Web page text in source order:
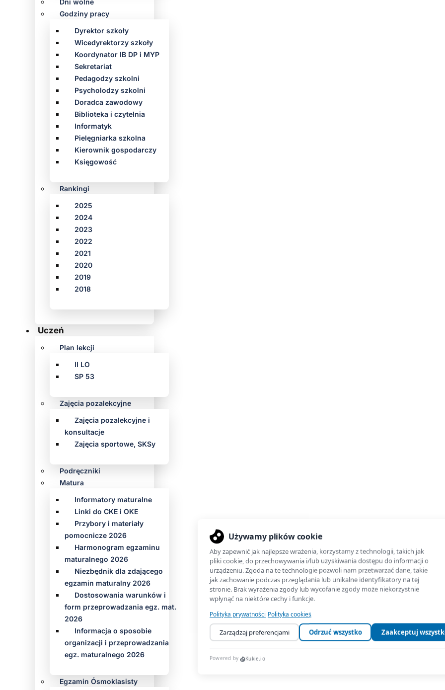
Godziny pracy
Dyrektor szkoły
Wicedyrektorzy szkoły
Koordynator IB DP i MYP
Sekretariat
Pedagodzy szkolni
Psycholodzy szkolni
Doradca zawodowy
Biblioteka i czytelnia
Informatyk
Pielęgniarka szkolna
Kierownik gospodarczy
Księgowość
Rankingi
2025
2024
2023
2022
2021
2020
2019
2018
Uczeń
Plan lekcji
II LO
SP 53
Zajęcia pozalekcyjne
Zajęcia pozalekcyjne i
konsultacje
Zajęcia sportowe, SKSy
Podręczniki
Matura
Informatory maturalne
Linki do CKE i OKE
Przybory i materiały
pomocnicze 2026
Harmonogram egzaminu
maturalnego 2026
Niezbędnik dla zdającego
egzamin maturalny 2026
Dostosowania warunków i
form przeprowadzania egz. mat.
2026
Informacja o sposobie
organizacji i przeprowadzania
egz. maturalnego 2026
Egzamin Ósmoklasisty